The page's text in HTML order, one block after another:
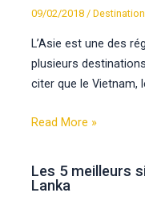
09/02/2018 /Destination
L’Asie est une des
plusieurs
citer que le Vietnam,
Read More »
Les 5 meilleurs
Lanka